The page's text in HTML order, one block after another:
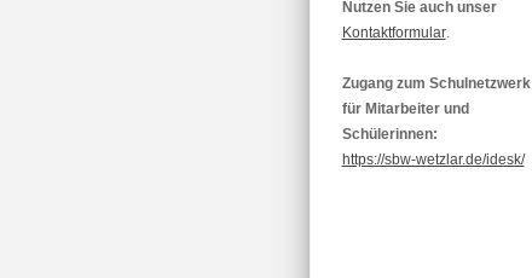
Nutzen Sie auch unser
Kontaktformular.
Zugang zum Schulnetzwerk
für Mitarbeiter und
Schülerinnen:
https://sbw-wetzlar.de/idesk/